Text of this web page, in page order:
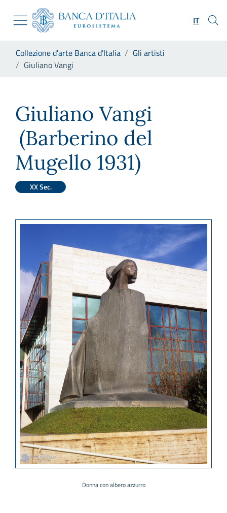
Skip to Main Content
Vai al sito istituzionale
Vai al menu di navigazione
Vai alla ricerca
Vai al footer
IT
Collezione d'arte Banca d'Italia
Gli artisti
Giuliano Vangi
Giuliano Vangi
(Barberino del
Mugello 1931)
XX Sec.
Donna con albero azzurro